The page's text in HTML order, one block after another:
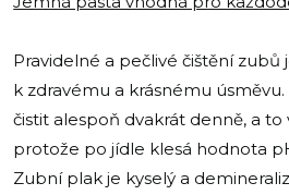
Pravidelné a pečlivé čištění
k zdravému a krásnému
čistit alespoň dvakrát denně, a
protože po jídle klesá hodnota
Zubní plak je kyselý a